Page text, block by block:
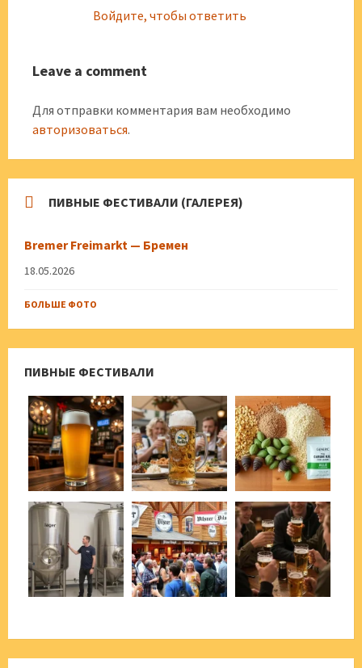
Войдите, чтобы ответить
Leave a comment
Для отправки комментария вам необходимо
авторизоваться.
ПИВНЫЕ ФЕСТИВАЛИ (ГАЛЕРЕЯ)
Bremer Freimarkt — Бремен
18.05.2026
БОЛЬШЕ ФОТО
ПИВНЫЕ ФЕСТИВАЛИ